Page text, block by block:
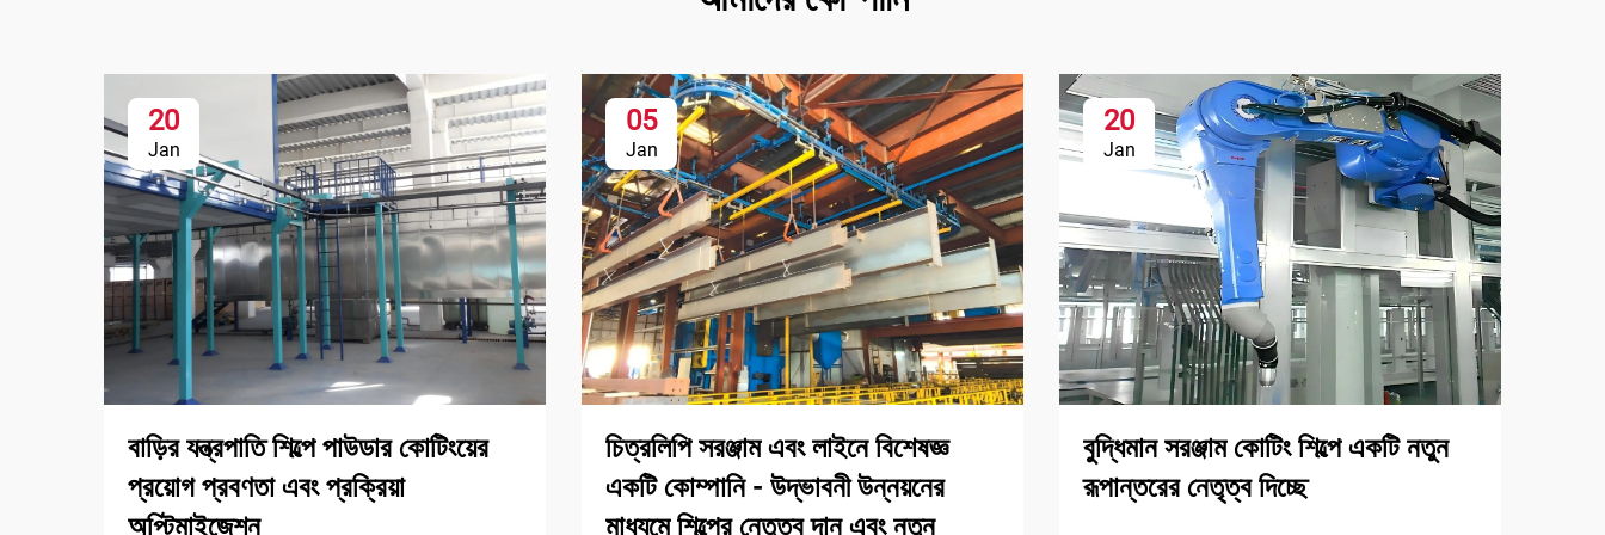
20
Jan
বাড়ির যন্ত্রপাতি শিল্পে পাউডার কোটিংয়ের
প্রয়োগ প্রবণতা এবং প্রক্রিয়া
অপ্টিমাইজেশন
05
Jan
চিত্রলিপি সরঞ্জাম এবং লাইনে বিশেষজ্ঞ
একটি কোম্পানি - উদ্ভাবনী উন্নয়নের
মাধ্যমে শিল্পের নেতৃত্ব দান এবং নতুন
20
Jan
বুদ্ধিমান সরঞ্জাম কোটিং শিল্পে একটি নতুন
রূপান্তরের নেতৃত্ব দিচ্ছে